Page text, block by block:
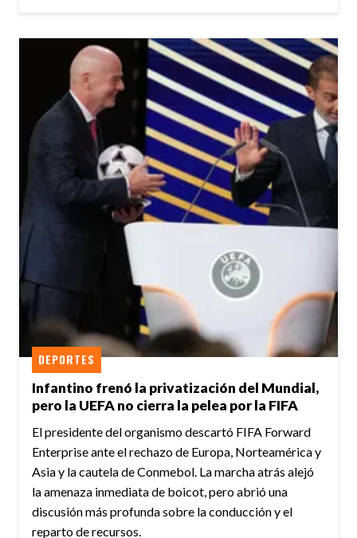
Infantino frenó la privatización del Mundial,
pero la UEFA no cierra la pelea por la FIFA
DEPORTES
El presidente del organismo descartó FIFA Forward
Enterprise ante el rechazo de Europa, Norteamérica y
Asia y la cautela de Conmebol. La marcha atrás alejó
la amenaza inmediata de boicot, pero abrió una
discusión más profunda sobre la conducción y el
reparto de recursos.